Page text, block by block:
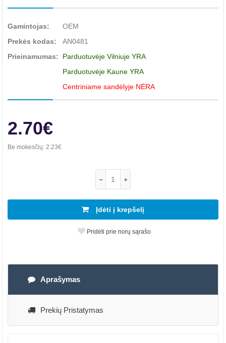
Gamintojas:
OEM
Prekės kodas:
AN0481
Prieinamumas:
Parduotuvėje Vilniuje YRA
Parduotuvėje Kaune YRA
Centriniame sandėlyje NĖRA
2.70€
Be mokesčių: 2.23€
Įdėti į krepšelį
Pridėti prie norų sąrašo
Aprašymas
Prekių Pristatymas